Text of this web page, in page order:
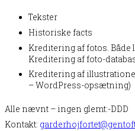
Tekster
Historiske facts
Kreditering af fotos. Både
Kreditering af foto-
Kreditering af
– WordPress-opsætning)
Alle nævnt – ingen glemt:-DDD
Kontakt: